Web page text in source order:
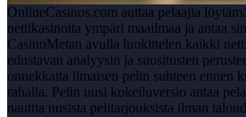
OnlineCasinos.com auttaa pelaajia
nettikasinoita ympäri maailmaa ja antaa
CasinoMetan avulla luokittelen kaikki
edustavan analyysin ja suositusten
onnekkaita ilmaisen pelin suhteen ennen
rahalla. Pelin uusi kokeiluversio antaa
nauttia uusista pelitarjouksista ilman